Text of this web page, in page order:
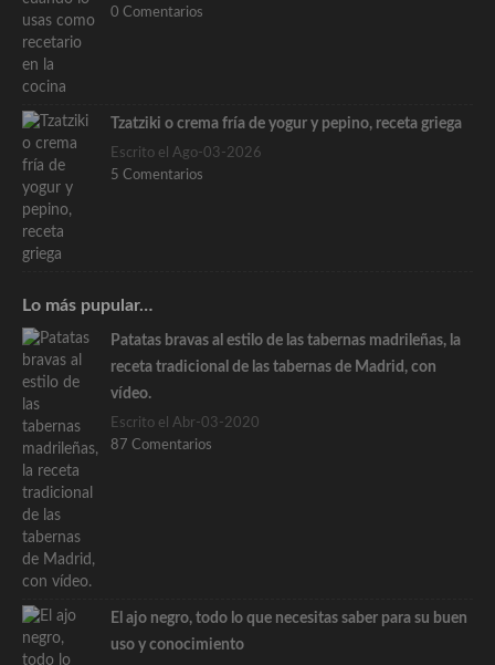
0 Comentarios
Tzatziki o crema fría de yogur y pepino, receta griega
Escrito el Ago-03-2026
5 Comentarios
Lo más pupular…
Patatas bravas al estilo de las tabernas madrileñas, la
receta tradicional de las tabernas de Madrid, con
vídeo.
Escrito el Abr-03-2020
87 Comentarios
El ajo negro, todo lo que necesitas saber para su buen
uso y conocimiento